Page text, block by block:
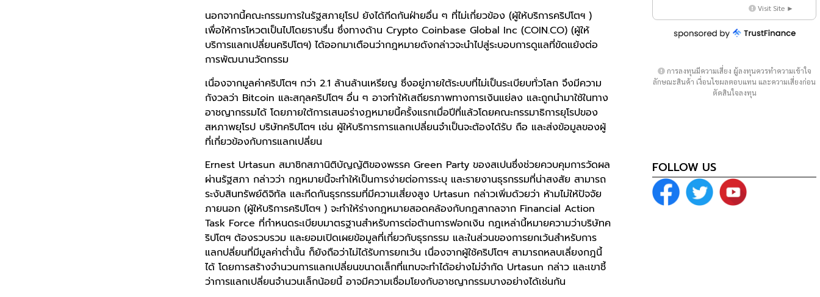
นอกจากนี้คณะกรรมการในรัฐสภายุโรป ยังได้กีดกันฝ่ายอื่น ๆ ที่ไม่เกี่ยวข้อง (ผู้ให้บริการคริปโตฯ )
เพื่อให้การโหวตเป็นไปโดยราบรื่น ซึ่งทางด้าน Crypto Coinbase Global Inc (COIN.CO) (ผู้ให้
บริการแลกเปลี่ยนคริปโตฯ) ได้ออกมาเตือนว่ากฎหมายดังกล่าวจะนำไปสู่ระบอบการดูแลที่ขัดแย้งต่อ
การพัฒนานวัตกรรม
เนื่องจากมูลค่าคริปโตฯ กว่า 2.1 ล้านล้านเหรียญ ซึ่งอยู่ภายใต้ระบบที่ไม่เป็นระเบียบทั่วโลก จึงมีความ
กังวลว่า Bitcoin และสกุลคริปโตฯ อื่น ๆ อาจทำให้เสถียรภาพทางการเงินแย่ลง และถูกนำมาใช้ในทาง
อาชญากรรมได้ โดยภายใต้การเสนอร่างฏหมายนี้ครั้งแรกเมื่อปีที่แล้วโดยคณะกรรมาธิการยุโรปของ
สหภาพยุโรป บริษัทคริปโตฯ เช่น ผู้ให้บริการการแลกเปลี่ยนจำเป็นจะต้องได้รับ ถือ และส่งข้อมูลของผู้
ที่เกี่ยวข้องกับการแลกเปลี่ยน
Ernest Urtasun สมาชิกสภานิติบัญญัติของพรรค Green Party ของสเปนซึ่งช่วยควบคุมการวัดผล
ผ่านรัฐสภา กล่าวว่า กฎหมายนี้จะทำให้เป็นการง่ายต่อการระบุ และรายงานธุรกรรมที่น่าสงสัย สามารถ
ระงับสินทรัพย์ดิจิทัล และกีดกันธุรกรรมที่มีความเสี่ยงสูง Urtasun กล่าวเพิ่มด้วยว่า ห้ามไม่ให้ปัจจัย
ภายนอก (ผู้ให้บริการคริปโตฯ ) จะทำให้ร่างกฎหมายสอดคล้องกับกฎสากลจาก Financial Action
Task Force ที่กำหนดระเบียบมาตรฐานสำหรับการต่อต้านการฟอกเงิน กฎเหล่านี้หมายความว่าบริษัทค
ริปโตฯ ต้องรวบรวม และยอมเปิดเผยข้อมูลที่เกี่ยวกับธุรกรรม และในส่วนของการยกเว้นสำหรับการ
แลกปลี่ยนที่มีมูลค่าต่ำนั้น ก็ยังถือว่าไม่ได้รับการยกเว้น เนื่องจากผู้ใช้คริปโตฯ สามารถหลบเลี่ยงกฎนี้
ได้ โดยการสร้างจำนวนการแลกเปลี่ยนขนาดเล็กที่แทบจะทำได้อย่างไม่จำกัด Urtasun กล่าว และเขาชี้
ว่าการแลกเปลี่ยนจำนวนเล็กน้อยนี้ อาจมีความเชื่อมโยงกับอาชญากรรมบางอย่างได้เช่นกัน
Visit Site ►
การลงทุนมีความเสี่ยง ผู้ลงทุนควรทำความเข้าใจ
ลักษณะสินค้า เงื่อนไขผลตอบแทน และความเสี่ยงก่อน
ตัดสินใจลงทุน
FOLLOW US